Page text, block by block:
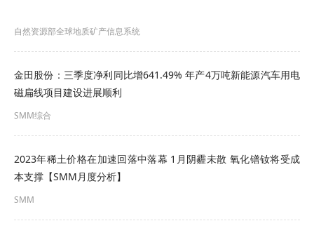
及六个尚未经钻探验证的物探靶区，该矿金资源量
已达110万盎司。
与已探明角砾岩筒相比，金矿靶区中的4个规模相当
或更大。附近的芒廷帕斯稀土矿说明了科罗索姆与
碳酸岩相关的稀土潜力。
最大2200N稀土异常被认为可能是碳酸岩体，其特
征与芒廷帕斯相似。该地区尚未进行钻探。
自然资源部全球地质矿产信息系统
金田股份：三季度净利同比增641.49% 年产4万吨新能源汽车用电
磁扁线项目建设进展顺利
SMM综合
2023年稀土价格在加速回落中落幕 1月阴霾未散 氧化镨钕将受成
本支撑【SMM月度分析】
SMM